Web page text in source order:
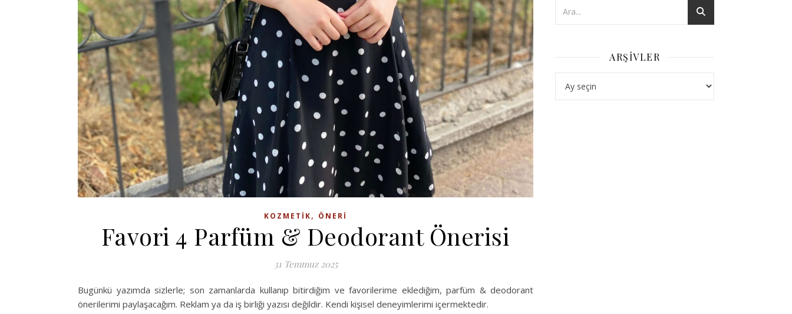
KOZMETIK, ÖNERI
Favori 4 Parfüm & Deodorant Önerisi
31 Temmuz 2025
Bugünkü yazımda sizlerle; son zamanlarda kullanıp bitirdiğim ve favorilerime eklediğim, parfüm & deodorant
önerilerimi paylaşacağım. Reklam ya da iş birliği yazısı değildir. Kendi kişisel deneyimlerimi içermektedir.
ARŞIVLER